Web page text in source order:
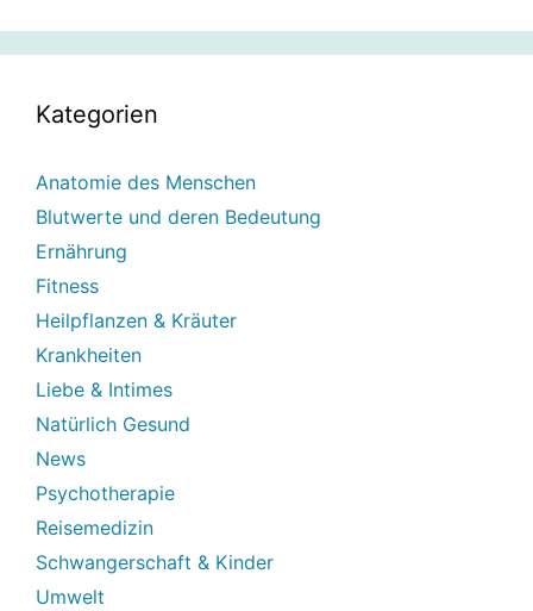
Kategorien
Anatomie des Menschen
Blutwerte und deren Bedeutung
Ernährung
Fitness
Heilpflanzen & Kräuter
Krankheiten
Liebe & Intimes
Natürlich Gesund
News
Psychotherapie
Reisemedizin
Schwangerschaft & Kinder
Umwelt